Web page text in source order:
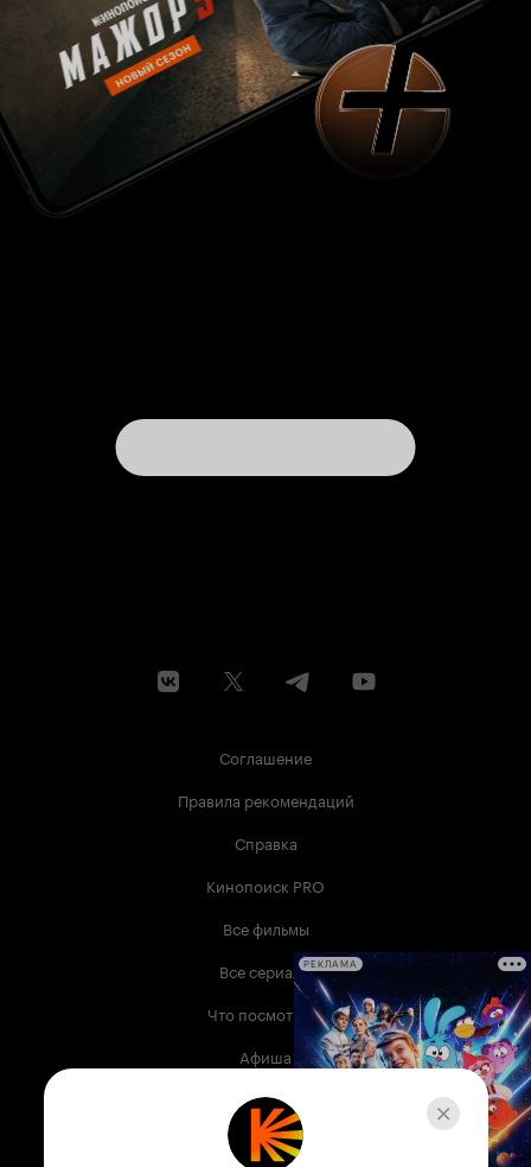
Соглашение
Правила рекомендаций
Справка
Кинопоиск PRO
Все фильмы
Все сериалы
Что посмотреть
Афиша
Музыка
Телепрограмма
РЕКЛАМА